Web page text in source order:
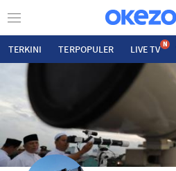
TERKINI TERPOPULER LIVE TV N